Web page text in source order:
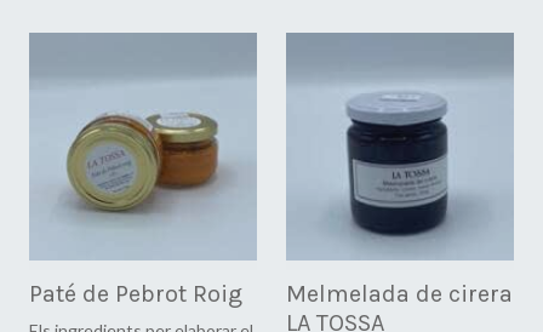
Paté de Pebrot Roig
Melmelada de cirera
LA TOSSA